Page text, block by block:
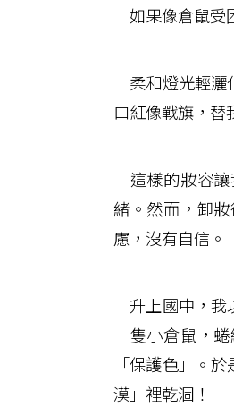
如果像倉鼠受
柔和燈光輕灑
口紅像戰旗，替
這樣的妝容讓
緒。然而，卸
慮，沒有自信。
升上國中，我
一隻小倉鼠，
「保護色」。
漠」裡乾涸！